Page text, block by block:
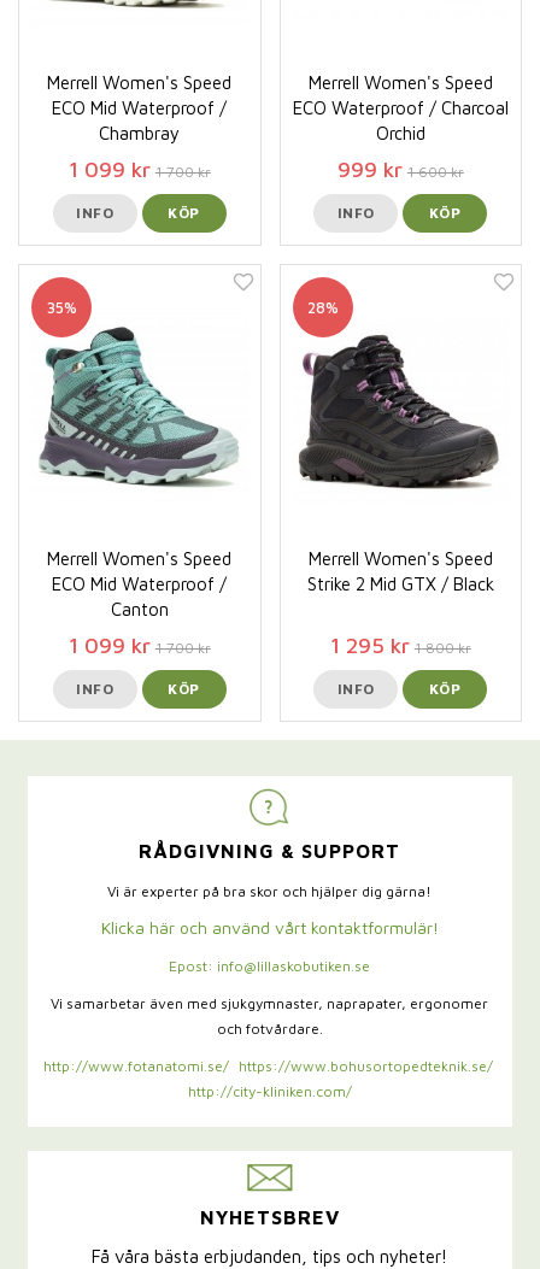
Merrell Women's Speed
ECO Mid Waterproof /
Chambray
1 099 kr 1 700 kr
INFO KÖP
Merrell Women's Speed
ECO Waterproof / Charcoal
Orchid
999 kr 1 600 kr
INFO KÖP
35%
Merrell Women's Speed
ECO Mid Waterproof /
Canton
1 099 kr 1 700 kr
INFO KÖP
28%
Merrell Women's Speed
Strike 2 Mid GTX / Black
1 295 kr 1 800 kr
INFO KÖP
RÅDGIVNING & SUPPORT
Vi är experter på bra skor och hjälper dig gärna!
Klicka här och använd vårt kontaktformulär!
Epost: info@lillaskobutiken.se
Vi samarbetar även med sjukgymnaster, naprapater, ergonomer
och fotvårdare.
http://www.fotanatomi.se/
https://www.bohusortopedteknik.se/
http://city-kliniken.com/
NYHETSBREV
Få våra bästa erbjudanden, tips och nyheter!